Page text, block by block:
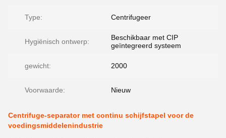
Type: Centrifugeer
Hygiënisch ontwerp:
Beschikbaar met CIP
geïntegreerd systeem
gewicht: 2000
Voorwaarde: Nieuw
Centrifuge-separator met continu schijfstapel voor de
voedingsmiddelenindustrie